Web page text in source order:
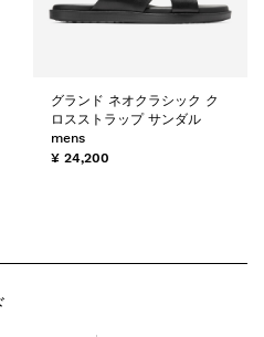
グランド ネオクラシック ク
ロスストラップ サンダル
mens
¥ 24,200